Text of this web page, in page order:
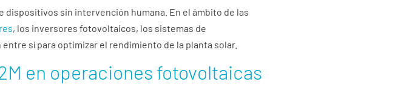
sin intervención humana. En el ámbito de las
, los inversores fotovoltaicos, los sistemas de
sí para optimizar el rendimiento de la planta solar.
en operaciones fotovoltaicas